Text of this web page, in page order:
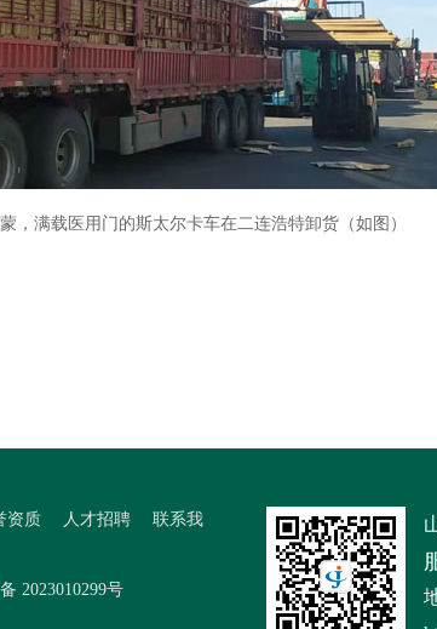
，满载医用门的斯太尔卡车在二连浩特卸货（如图）
资质 人才招聘
联系我
2023010299号